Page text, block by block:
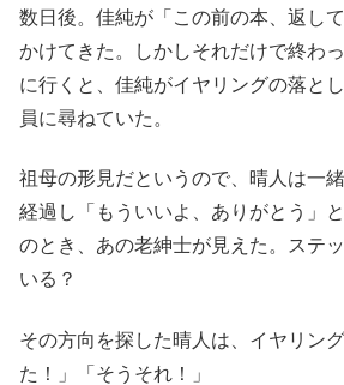
数日後。佳純が「この前の本、返し
かけてきた。しかしそれだけで終わ
に行くと、佳純がイヤリングの落と
員に尋ねていた。
祖母の形見だというので、晴人は一
経過し「もういいよ、ありがとう」
のとき、あの老紳士が見えた。ステ
いる？
その方向を探した晴人は、イヤリン
た！」「そうそれ！」